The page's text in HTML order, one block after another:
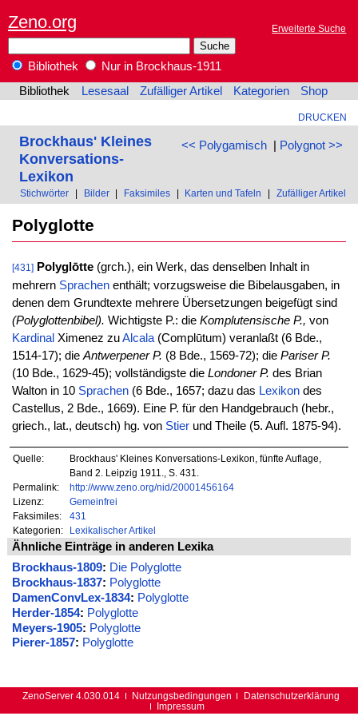
Zeno.org Erweiterte Suche
Bibliothek
Nur in Brockhaus-1911
Bibliothek
Lesesaal Zufälliger Artikel Kategorien Shop
DRUCKEN
<< Polygamisch| Polygnot >>
Brockhaus' Kleines
Konversations-
Lexikon
Stichwörter Bilder Faksimiles Karten und Tafeln Zufälliger Artikel
Polyglotte
[431] Polyglōtte(grch.), ein Werk, das denselben Inhalt in
mehrern Sprachenenthält; vorzugsweise die Bibelausgaben, in
denen dem Grundtexte mehrere Übersetzungen beigefügt sind
(Polyglottenbibel). Wichtigste P.: die Komplutensische P., von
Kardinal Ximenez zuAlcala(Complūtum) veranlaßt (6 Bde.,
1514-17); dieAntwerpener P. (8 Bde., 1569-72); die Pariser P.
(10 Bde., 1629-45); vollständigste die Londoner P. des Brian
Walton in 10 Sprachen(6 Bde., 1657; dazu das Lexikondes
Castellus, 2 Bde., 1669). Eine P. für den Handgebrauch (hebr.,
griech., lat., deutsch) hg. von Stierund Theile (5. Aufl. 1875-94).
Quelle:
Brockhaus' Kleines Konversations-Lexikon, fünfte Auflage,
Band 2. Leipzig 1911., S. 431.
Permalink:
http://www.zeno.org/nid/20001456164
Lizenz:
Gemeinfrei
Faksimiles:
431
Kategorien:
Lexikalischer Artikel
Ähnliche Einträge in anderen Lexika
Brockhaus-1809: Die Polyglotte
Brockhaus-1837: Polyglotte
DamenConvLex-1834: Polyglotte
Herder-1854: Polyglotte
Meyers-1905: Polyglotte
Pierer-1857: Polyglotte
ZenoServer 4.030.014 Nutzungsbedingungen
Datenschutzerklärung
Impressum